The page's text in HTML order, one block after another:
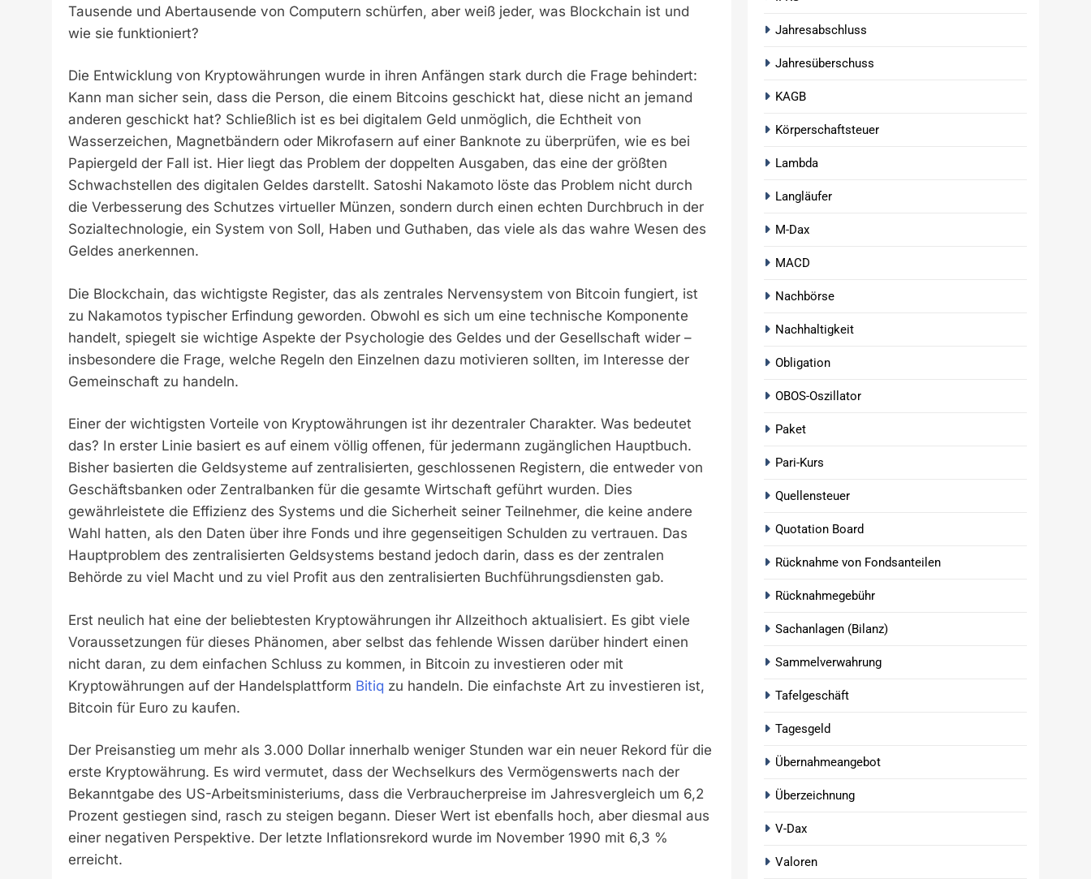
Tausende und Abertausende von Computern schürfen, aber weiß jeder, was Blockchain ist und
wie sie funktioniert?
Die Entwicklung von Kryptowährungen wurde in ihren Anfängen stark durch die Frage behindert:
Kann man sicher sein, dass die Person, die einem Bitcoins geschickt hat, diese nicht an jemand
anderen geschickt hat? Schließlich ist es bei digitalem Geld unmöglich, die Echtheit von
Wasserzeichen, Magnetbändern oder Mikrofasern auf einer Banknote zu überprüfen, wie es bei
Papiergeld der Fall ist. Hier liegt das Problem der doppelten Ausgaben, das eine der größten
Schwachstellen des digitalen Geldes darstellt. Satoshi Nakamoto löste das Problem nicht durch
die Verbesserung des Schutzes virtueller Münzen, sondern durch einen echten Durchbruch in der
Sozialtechnologie, ein System von Soll, Haben und Guthaben, das viele als das wahre Wesen des
Geldes anerkennen.
Die Blockchain, das wichtigste Register, das als zentrales Nervensystem von Bitcoin fungiert, ist
zu Nakamotos typischer Erfindung geworden. Obwohl es sich um eine technische Komponente
handelt, spiegelt sie wichtige Aspekte der Psychologie des Geldes und der Gesellschaft wider –
insbesondere die Frage, welche Regeln den Einzelnen dazu motivieren sollten, im Interesse der
Gemeinschaft zu handeln.
Einer der wichtigsten Vorteile von Kryptowährungen ist ihr dezentraler Charakter. Was bedeutet
das? In erster Linie basiert es auf einem völlig offenen, für jedermann zugänglichen Hauptbuch.
Bisher basierten die Geldsysteme auf zentralisierten, geschlossenen Registern, die entweder von
Geschäftsbanken oder Zentralbanken für die gesamte Wirtschaft geführt wurden. Dies
gewährleistete die Effizienz des Systems und die Sicherheit seiner Teilnehmer, die keine andere
Wahl hatten, als den Daten über ihre Fonds und ihre gegenseitigen Schulden zu vertrauen. Das
Hauptproblem des zentralisierten Geldsystems bestand jedoch darin, dass es der zentralen
Behörde zu viel Macht und zu viel Profit aus den zentralisierten Buchführungsdiensten gab.
Erst neulich hat eine der beliebtesten Kryptowährungen ihr Allzeithoch aktualisiert. Es gibt viele
Voraussetzungen für dieses Phänomen, aber selbst das fehlende Wissen darüber hindert einen
nicht daran, zu dem einfachen Schluss zu kommen, in Bitcoin zu investieren oder mit
Kryptowährungen auf der Handelsplattform Bitiq zu handeln. Die einfachste Art zu investieren ist,
Bitcoin für Euro zu kaufen.
Der Preisanstieg um mehr als 3.000 Dollar innerhalb weniger Stunden war ein neuer Rekord für die
erste Kryptowährung. Es wird vermutet, dass der Wechselkurs des Vermögenswerts nach der
Bekanntgabe des US-Arbeitsministeriums, dass die Verbraucherpreise im Jahresvergleich um 6,2
Prozent gestiegen sind, rasch zu steigen begann. Dieser Wert ist ebenfalls hoch, aber diesmal aus
einer negativen Perspektive. Der letzte Inflationsrekord wurde im November 1990 mit 6,3 %
erreicht.
Jahresabschluss
Jahresüberschuss
KAGB
Körperschaftsteuer
Lambda
Langläufer
M-Dax
MACD
Nachbörse
Nachhaltigkeit
Obligation
OBOS-Oszillator
Paket
Pari-Kurs
Quellensteuer
Quotation Board
Rücknahme von Fondsanteilen
Rücknahmegebühr
Sachanlagen (Bilanz)
Sammelverwahrung
Tafelgeschäft
Tagesgeld
Übernahmeangebot
Überzeichnung
V-Dax
Valoren